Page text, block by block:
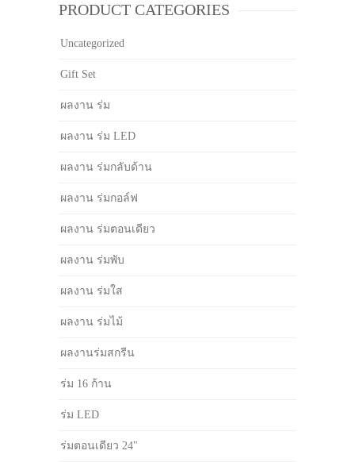
PRODUCT CATEGORIES
Uncategorized
Gift Set
ผลงาน ร่ม
ผลงาน ร่ม LED
ผลงาน ร่มกลับด้าน
ผลงาน ร่มกอล์ฟ
ผลงาน ร่มตอนเดียว
ผลงาน ร่มพับ
ผลงาน ร่มใส
ผลงาน ร่มไม้
ผลงานร่มสกรีน
ร่ม 16 ก้าน
ร่ม LED
ร่มตอนเดียว 24"